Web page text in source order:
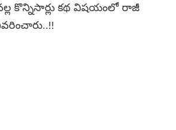
కొన్నిసార్లు కథ విషయంలో రాజీ